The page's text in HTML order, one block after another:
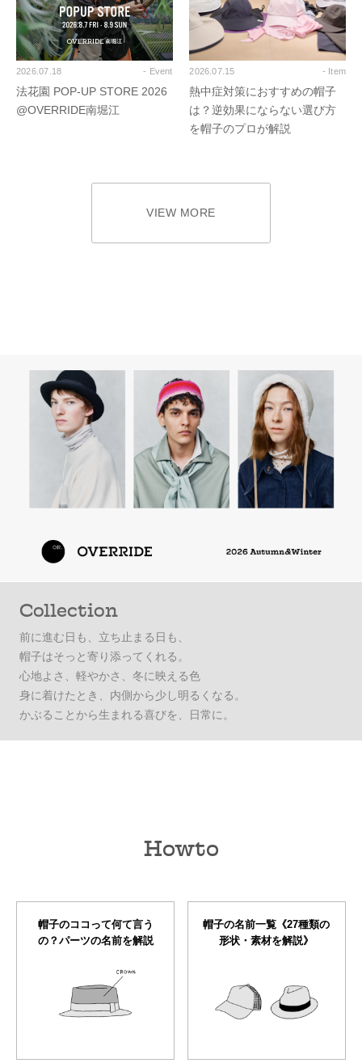
2026.07.18 - Event
法花園 POP-UP STORE 2026
@OVERRIDE南堀江
2026.07.15 - Item
熱中症対策におすすめの帽子
は？逆効果にならない選び方
を帽子のプロが解説
VIEW MORE
Collection
前に進む日も、立ち止まる日も、
帽子はそっと寄り添ってくれる。
心地よさ、軽やかさ、冬に映える色
身に着けたとき、内側から少し明るくなる。
かぶることから生まれる喜びを、日常に。
Howto
帽子のココって何て言う
の？パーツの名前を解説
帽子の名前一覧《27種類の
形状・素材を解説》